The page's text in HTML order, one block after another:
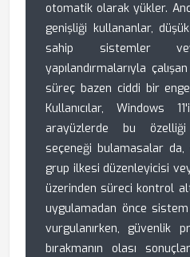
otomatik olarak yükler.
genişliği kullananlar,
sahip sistemler
yapılandırmalarıyla
süreç bazen ciddi bir
Kullanıcılar, Windows
arayüzlerde bu
seçeneği bulamasalar
grup ilkesi düzenleyicisi
üzerinden süreci kontrol
uygulamadan önce
vurgulanırken, güvenlik
bırakmanın olası